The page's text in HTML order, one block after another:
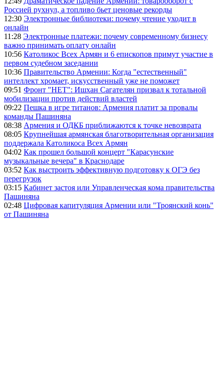
Россией рухнул, а топливо бьет ценовые рекорды
12:30 Электронные библиотеки: почему чтение уходит в
онлайн
11:28 Электронные платежи: почему современному бизнесу
важно принимать оплату онлайн
10:56 Католикос Всех Армян и 6 епископов примут участие в
первом судебном заседании
10:36 Правительство Армении: Когда "естественный"
интеллект хромает, искусственный уже не поможет
09:51 Фронт "НЕТ": Ишхан Сагателян призвал к тотальной
мобилизации против действий властей
09:22 Пешка в игре титанов: Армения платит за провалы
команды Пашиняна
08:38 Армения и ОДКБ приближаются к точке невозврата
08:05 Крупнейшая армянская благотворительная организация
поддержала Католикоса Всех Армян
04:02 Как прошел большой концерт "Карасунские
музыкальные вечера" в Краснодаре
03:52 Как выстроить эффективную подготовку к ОГЭ без
перегрузок
03:15 Кабинет застоя или Управленческая кома правительства
Пашиняна
02:48 Цифровая капитуляция Армении или "Троянский конь"
от Пашиняна